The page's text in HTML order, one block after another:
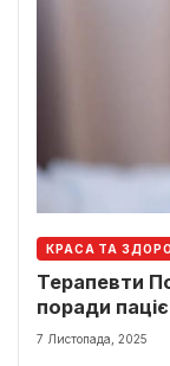
КРАСА ТА
Терапевти
поради
7 Листопада, 2025